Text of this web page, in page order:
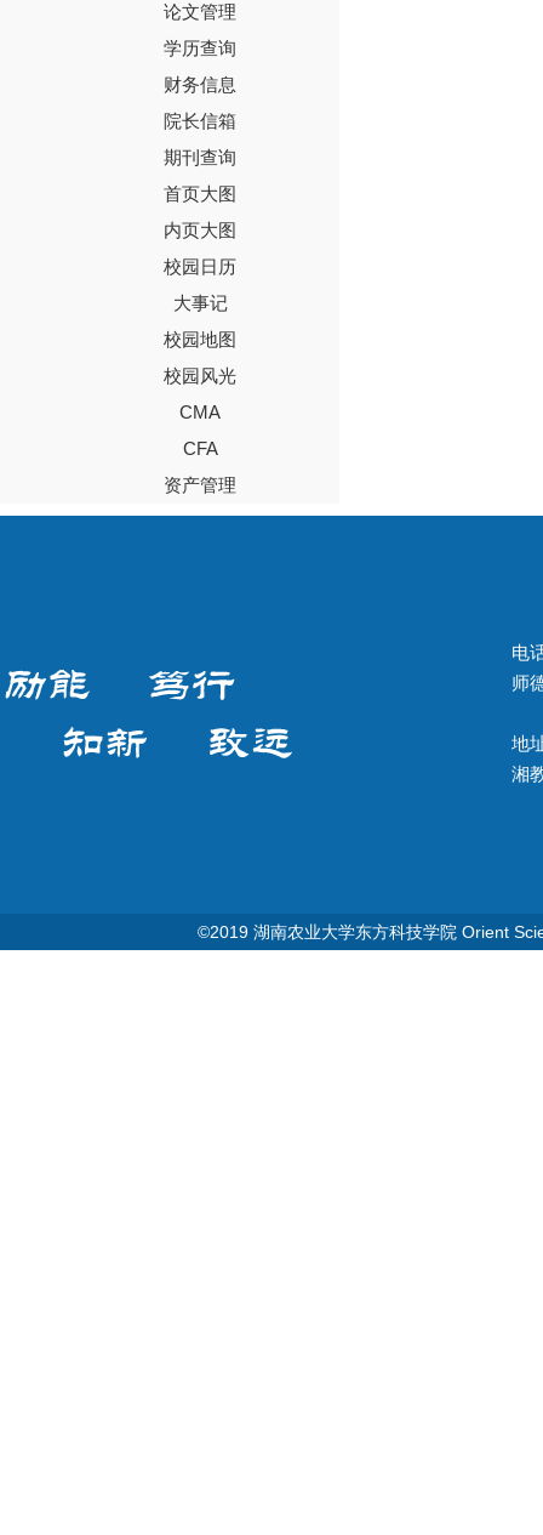
论文管理
学历查询
财务信息
院长信箱
期刊查询
首页大图
内页大图
校园日历
大事记
校园地图
校园风光
CMA
CFA
资产管理
电
师
地
湘
©2019 湖南农业大学东方科技学院 Orient